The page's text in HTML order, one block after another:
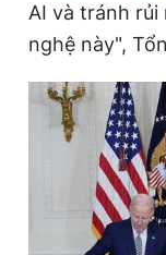
Đặt báo Quảng
Phó tổng biên tập
Phó tổng biên tập:
Phó tổng biên tập:
Tổng thư ký tòa
Giấy phép xuất
© 2003-2026 Bản
chép dưới mọi
bản. Phát triển bởi
AI và tránh
nghệ này",